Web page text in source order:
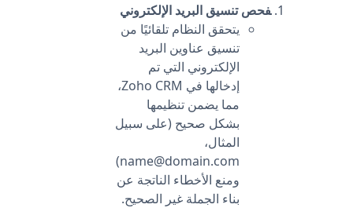
فحص تنسيق البريد الإلكتروني
يتحقق النظام تلقائيًا من
تنسيق عناوين البريد
الإلكتروني التي تم
إدخالها في Zoho CRM،
مما يضمن تنظيمها
بشكل صحيح (على سبيل
المثال،
name@domain.com)
ومنع الأخطاء الناتجة عن
بناء الجملة غير الصحيح.